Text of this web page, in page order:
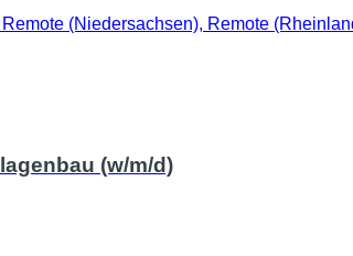
(Niedersachsen), Remote
(w/m/d)